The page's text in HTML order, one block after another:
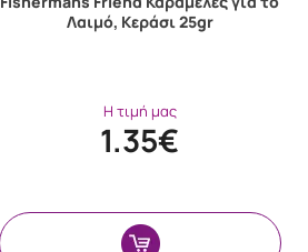
Λαιμό, Κεράσι 25gr
Η τιμή μας
1.35€